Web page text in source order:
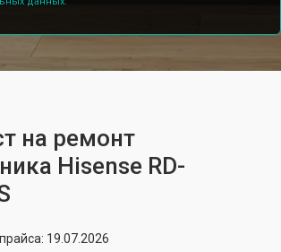
на ремонт
Hisense RD-
19.07.2026